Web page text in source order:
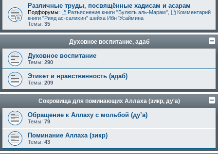
Различные труды, посвящённые хадисам и асарам
Подфорумы: Разъяснение книги "Булюгъ аль-Марам",
Комментарий
книги "Рияд ас-салихин" шейха Ибн 'Усаймина
Темы: 35
Духовное воспитание, адаб
Духовное воспитание
Темы: 290
Этикет и нравственность (адаб)
Темы: 209
Сокровища для поминающих Аллаха (зикр, ду'а)
Обращение к Аллаху с мольбой (ду’а)
Темы: 79
Поминание Аллаха (зикр)
Темы: 43